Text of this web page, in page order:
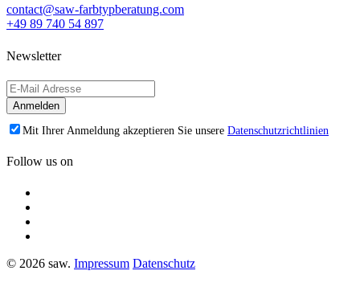
contact@saw-farbtypberatung.com
+49 89 740 54 897
Newsletter
Mit Ihrer Anmeldung akzeptieren Sie unsere Datenschutzrichtlinien
Follow us on
© 2026 saw. Impressum Datenschutz